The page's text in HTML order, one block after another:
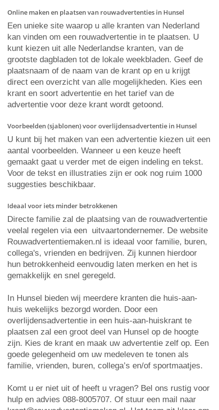
Online maken en plaatsen van rouwadvertenties in Hunsel
Een unieke site waarop u alle kranten van Nederland
kan vinden om een rouwadvertentie in te plaatsen. U
kunt kiezen uit alle Nederlandse kranten, van de
grootste dagbladen tot de lokale weekbladen. Geef de
plaatsnaam of de naam van de krant op en u krijgt
direct een overzicht van alle mogelijkheden. Kies een
krant en soort advertentie en het tarief van de
advertentie voor deze krant wordt getoond.
Voorbeelden (sjablonen) voor overlijdensadvertentie in Hunsel
U kunt bij het maken van een advertentie kiezen uit een
aantal voorbeelden. Wanneer u een keuze heeft
gemaakt gaat u verder met de eigen indeling en tekst.
Voor de tekst en illustraties zijn er ook nog ruim 1000
suggesties beschikbaar.
Ideaal voor iets minder betrokkenen
Directe familie zal de plaatsing van de rouwadvertentie
veelal regelen via een uitvaartondernemer. De website
Rouwadvertentiemaken.nl is ideaal voor familie, buren,
collega's, vrienden en bedrijven. Zij kunnen hierdoor
hun betrokkenheid eenvoudig laten merken en het is
gemakkelijk en snel geregeld.
In Hunsel bieden wij meerdere kranten die huis-aan-
huis wekelijks bezorgd worden. Door een
overlijdensadvertentie in een huis-aan-huiskrant te
plaatsen zal een groot deel van Hunsel op de hoogte
zijn. Kies de krant en maak uw advertentie zelf op. Een
goede gelegenheid om uw medeleven te tonen als
familie, vrienden, buren, collega’s en/of sportmaatjes.
Komt u er niet uit of heeft u vragen? Bel ons rustig voor
hulp en advies 088-8005707. Of stuur een mail naar